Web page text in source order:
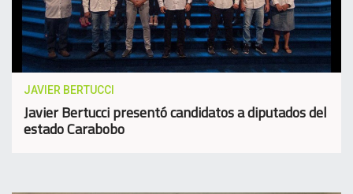
JAVIER BERTUCCI
Javier Bertucci presentó candidatos a diputados del
estado Carabobo